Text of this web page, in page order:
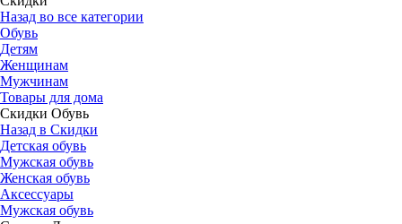
Назад во все категории
Обувь
Детям
Женщинам
Мужчинам
Товары для дома
Скидки Обувь
Назад в Скидки
Детская обувь
Мужская обувь
Женская обувь
Аксессуары
Мужская обувь